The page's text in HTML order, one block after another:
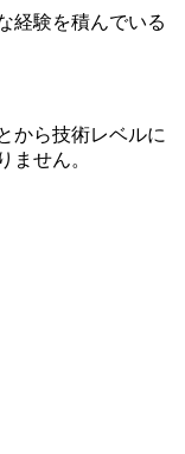
経験を積んでいる
から技術レベルに
ません。